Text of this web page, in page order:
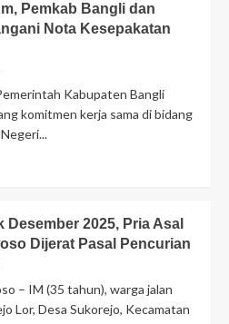
Pemkab Bangli dan
Nota Kesepakatan
Kabupaten Bangli
komitmen kerja sama di bidang
Desember 2025, Pria Asal
Dijerat Pasal Pencurian
– IM (35 tahun), warga jalan
Lor, Desa Sukorejo, Kecamatan